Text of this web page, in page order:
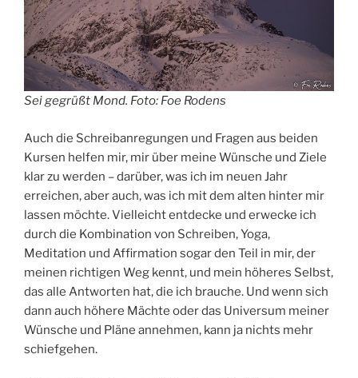
Sei gegrüßt Mond. Foto: Foe Rodens
Auch die Schreibanregungen und Fragen aus beiden
Kursen helfen mir, mir über meine Wünsche und Ziele
klar zu werden – darüber, was ich im neuen Jahr
erreichen, aber auch, was ich mit dem alten hinter mir
lassen möchte. Vielleicht entdecke und erwecke ich
durch die Kombination von Schreiben, Yoga,
Meditation und Affirmation sogar den Teil in mir, der
meinen richtigen Weg kennt, und mein höheres Selbst,
das alle Antworten hat, die ich brauche. Und wenn sich
dann auch höhere Mächte oder das Universum meiner
Wünsche und Pläne annehmen, kann ja nichts mehr
schiefgehen.